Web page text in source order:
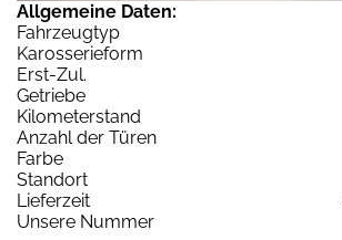
Allgemeine Daten:
Fahrzeugtyp
Karosserieform
Erst-Zul.
Getriebe
Kilometerstand
Anzahl der Türen
Farbe
Standort
Lieferzeit
Unsere Nummer